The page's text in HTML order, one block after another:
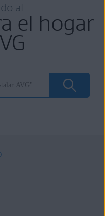
al
el hogar